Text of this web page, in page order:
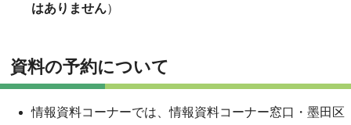
はありません）
資料の予約について
情報資料コーナーでは、情報資料コーナー窓口・墨田区